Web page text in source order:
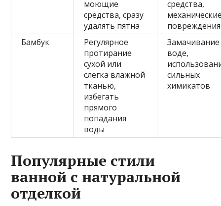
моющие
средства, сразу
удалять пятна
средства,
повреждения
Бамбук
Регулярное
протирание
сухой или
слегка влажной
тканью,
избегать
прямого
попадания
воды
воде,
сильных
химикатов
Популярные стили
ванной с натуральной
отделкой